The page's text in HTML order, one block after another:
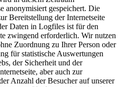
anonymisiert gespeichert. Die
Bereitstellung der Internetseite
Daten in Logfiles ist für den
zwingend erforderlich. Wir nutzen
Zuordnung zu Ihrer Person oder
für statistische Auswertungen
der Sicherheit und der
aber auch zur
Anzahl der Besucher auf unserer